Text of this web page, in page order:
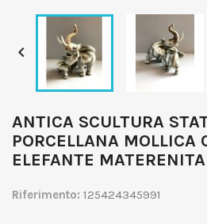

ANTICA SCULTURA
PORCELLANA MOLLICA
ELEFANTE
Riferimento: 125424345991